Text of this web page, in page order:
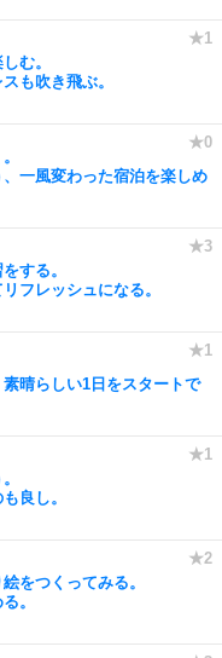
む。
も吹き飛ぶ。
一風変わった宿泊を楽しめ
する。
フレッシュになる。
晴らしい1日をスタートで
良し。
をつくってみる。
。